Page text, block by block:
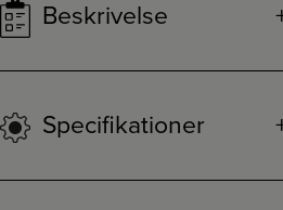
Beskrivelse
Specifikationer